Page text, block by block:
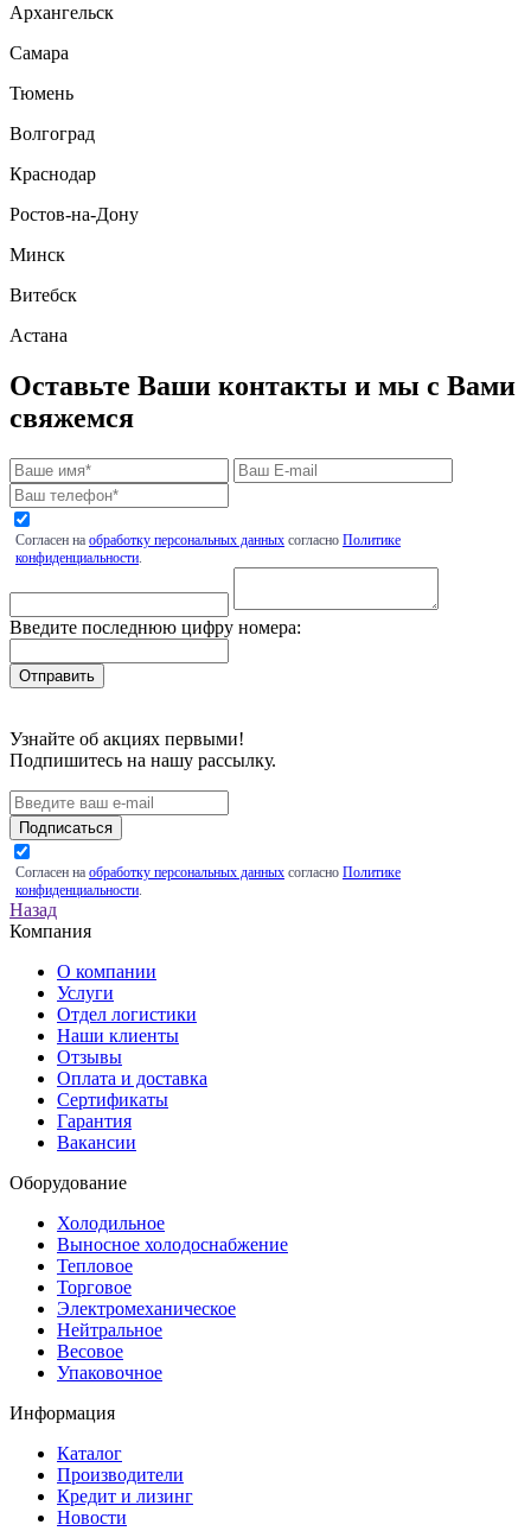
Архангельск
Самара
Тюмень
Волгоград
Краснодар
Ростов-на-Дону
Минск
Витебск
Астана
Оставьте Ваши контакты и мы с Вами
свяжемся
Согласен на обработку персональных данных согласно Политике
конфиденциальности.
Введите последнюю цифру номера:
Узнайте об акциях первыми!
Подпишитесь на нашу рассылку.
Подписаться
Согласен на обработку персональных данных согласно Политике
конфиденциальности.
Назад
Компания
О компании
Услуги
Отдел логистики
Наши клиенты
Отзывы
Оплата и доставка
Сертификаты
Гарантия
Вакансии
Оборудование
Холодильное
Выносное холодоснабжение
Тепловое
Торговое
Электромеханическое
Нейтральное
Весовое
Упаковочное
Информация
Каталог
Производители
Кредит и лизинг
Новости